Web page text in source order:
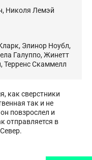
, Николя Лемэй
, Элинор Ноубл,
Галуппо,Жинетт
,Терренс Скаммелл
как сверстники
так и не
повзрослел и
отправляется в